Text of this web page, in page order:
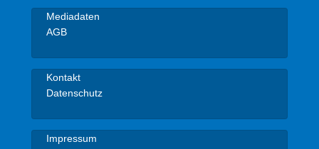
Mediadaten
AGB
Kontakt
Datenschutz
Impressum